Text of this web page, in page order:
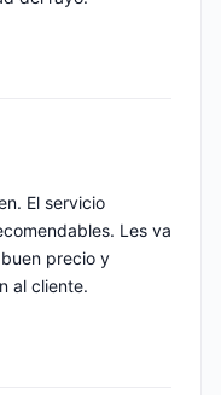
El servicio
Les va
precio y
al cliente.